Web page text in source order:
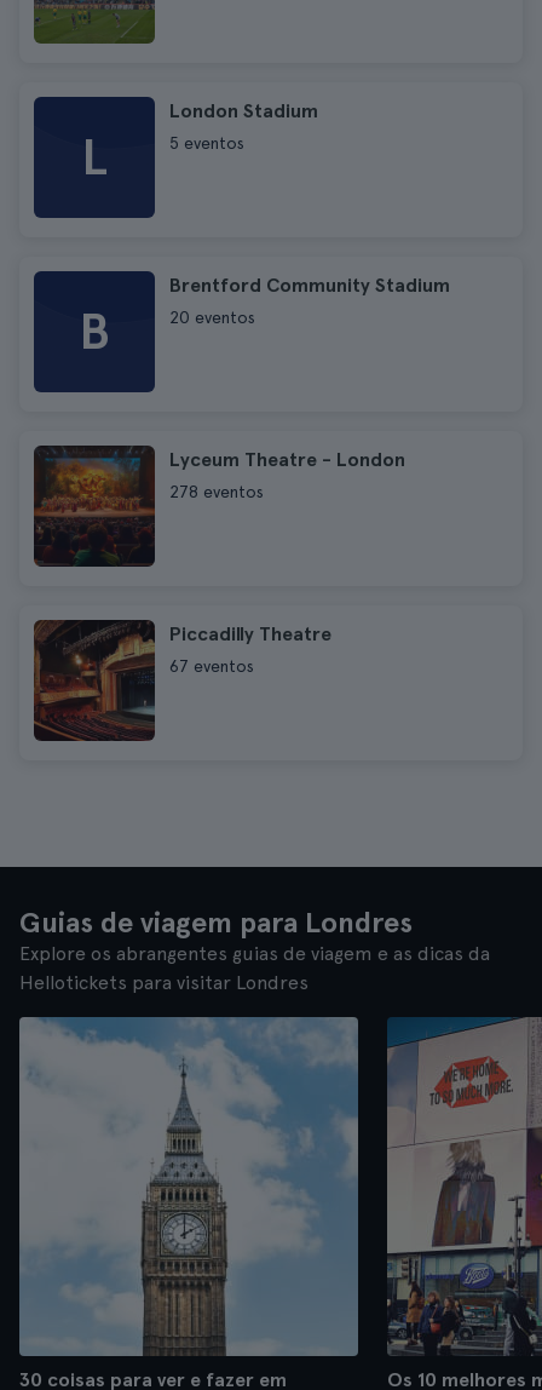
L
London Stadium
5 eventos
B
Brentford Community Stadium
20 eventos
Lyceum Theatre - London
278 eventos
Piccadilly Theatre
67 eventos
Guias de viagem para Londres
Explore os abrangentes guias de viagem e as dicas da
Hellotickets para visitar Londres
30 coisas para ver e fazer em
Os 10 melhores